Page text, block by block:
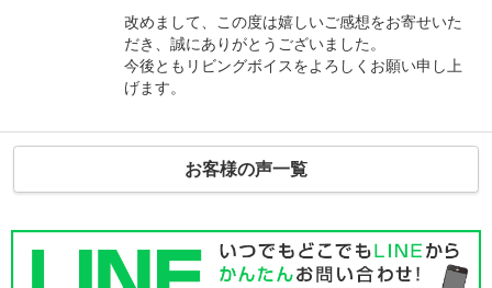
改めまして、この度は嬉しいご感想をお寄せいた
だき、誠にありがとうございました。
今後ともリビングボイスをよろしくお願い申し上
げます。
お客様の声一覧